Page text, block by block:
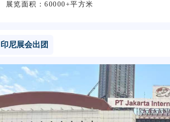
展览面积：60000+平方米
印尼展会出团